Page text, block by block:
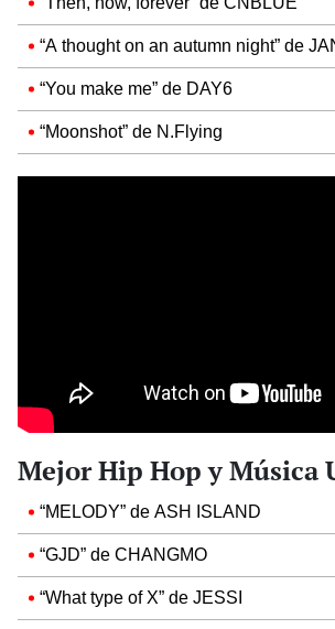
“A thought on an autumn night” de
“You make me” de DAY6
“Moonshot” de N.Flying
Mejor Hip Hop y Música
“MELODY” de ASH ISLAND
“GJD” de CHANGMO
“What type of X” de JESSI